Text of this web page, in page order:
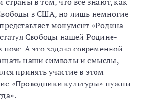
в США, но лишь немногие
монумент «Родина-
Свободы нашей Родине-
пояс. А это задача современной
наши символы и смыслы,
принять участие в этом
«Проводники культуры» нужны